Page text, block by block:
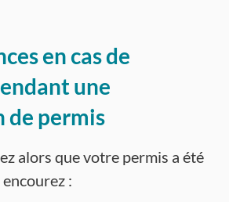
en cas de
une
de permis
alors que votre permis a été
: